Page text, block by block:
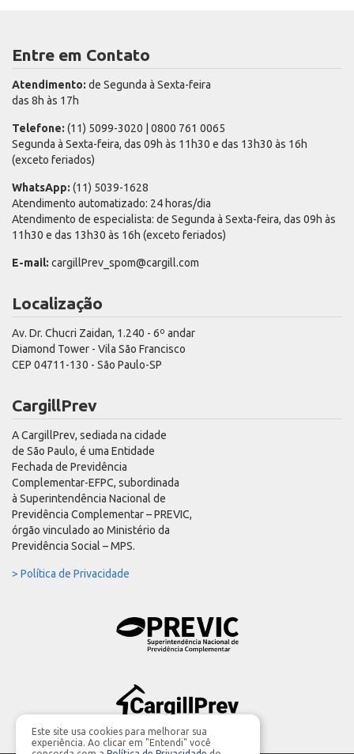
Entre em Contato
Atendimento: de Segunda à Sexta-feira
das 8h às 17h
Telefone: (11) 5099-3020 | 0800 761 0065
Segunda à Sexta-feira, das 09h às 11h30 e das 13h30 às 16h
(exceto feriados)
WhatsApp: (11) 5039-1628
Atendimento automatizado: 24 horas/dia
Atendimento de especialista: de Segunda à Sexta-feira, das 09h às
11h30 e das 13h30 às 16h (exceto feriados)
E-mail: cargillPrev_spom@cargill.com
Localização
Av. Dr. Chucri Zaidan, 1.240 - 6º andar
Diamond Tower - Vila São Francisco
CEP 04711-130 - São Paulo-SP
CargillPrev
A CargillPrev, sediada na cidade
de São Paulo, é uma Entidade
Fechada de Previdência
Complementar-EFPC, subordinada
à Superintendência Nacional de
Previdência Complementar – PREVIC,
órgão vinculado ao Ministério da
Previdência Social – MPS.
> Política de Privacidade
Este site usa cookies para melhorar sua
experiência. Ao clicar em "Entendi" você